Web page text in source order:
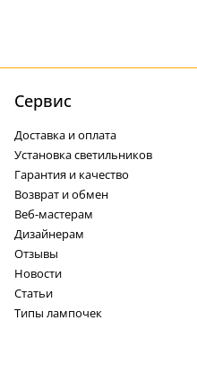
Cервис
Доставка и оплата
Установка светильников
Гарантия и качество
Возврат и обмен
Веб-мастерам
Дизайнерам
Отзывы
Новости
Статьи
Типы лампочек